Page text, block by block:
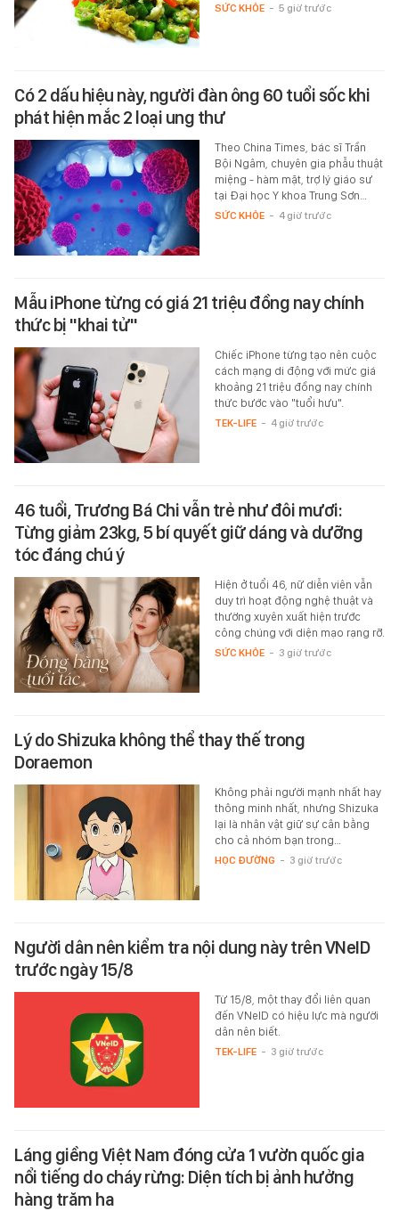
SỨC KHỎE - 5 giờ trước
Có 2 dấu hiệu này, người đàn ông 60 tuổi sốc khi
phát hiện mắc 2 loại ung thư
Theo China Times, bác sĩ Trần
Bội Ngâm, chuyên gia phẫu thuật
miệng - hàm mặt, trợ lý giáo sư
tại Đại học Y khoa Trung Sơn…
SỨC KHỎE - 4 giờ trước
Mẫu iPhone từng có giá 21 triệu đồng nay chính
thức bị "khai tử"
Chiếc iPhone từng tạo nên cuộc
cách mạng di động với mức giá
khoảng 21 triệu đồng nay chính
thức bước vào "tuổi hưu".
TEK-LIFE - 4 giờ trước
46 tuổi, Trương Bá Chi vẫn trẻ như đôi mươi:
Từng giảm 23kg, 5 bí quyết giữ dáng và dưỡng
tóc đáng chú ý
Hiện ở tuổi 46, nữ diễn viên vẫn
duy trì hoạt động nghệ thuật và
thường xuyên xuất hiện trước
công chúng với diện mạo rạng rỡ.
SỨC KHỎE - 3 giờ trước
Lý do Shizuka không thể thay thế trong
Doraemon
Không phải người mạnh nhất hay
thông minh nhất, nhưng Shizuka
lại là nhân vật giữ sự cân bằng
cho cả nhóm bạn trong…
HỌC ĐƯỜNG - 3 giờ trước
Người dân nên kiểm tra nội dung này trên VNeID
trước ngày 15/8
Từ 15/8, một thay đổi liên quan
đến VNeID có hiệu lực mà người
dân nên biết.
TEK-LIFE - 3 giờ trước
Láng giềng Việt Nam đóng cửa 1 vườn quốc gia
nổi tiếng do cháy rừng: Diện tích bị ảnh hưởng
hàng trăm ha